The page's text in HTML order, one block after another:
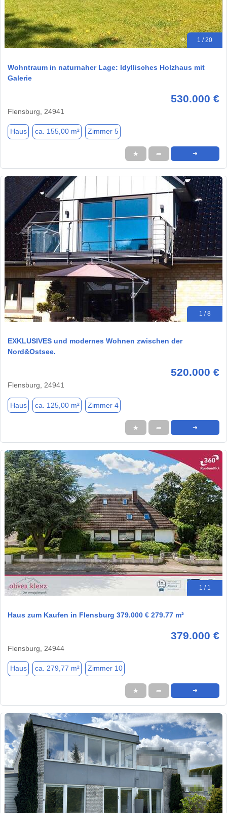
1 / 20
Wohntraum in naturnaher Lage: Idyllisches Holzhaus mit
Galerie
530.000 €
Flensburg, 24941
Haus ca. 155,00 m² Zimmer 5
★ ➦ ➜
1 / 8
EXKLUSIVES und modernes Wohnen zwischen der
Nord&Ostsee.
520.000 €
Flensburg, 24941
Haus ca. 125,00 m² Zimmer 4
★ ➦ ➜
1 / 1
Haus zum Kaufen in Flensburg 379.000 € 279.77 m²
379.000 €
Flensburg, 24944
Haus ca. 279,77 m² Zimmer 10
★ ➦ ➜